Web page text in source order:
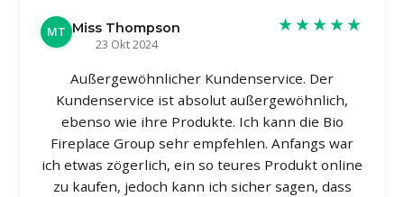
MT Miss Thompson
23 Okt 2024
★★★★★
Außergewöhnlicher Kundenservice. Der
Kundenservice ist absolut außergewöhnlich,
ebenso wie ihre Produkte. Ich kann die Bio
Fireplace Group sehr empfehlen. Anfangs war
ich etwas zögerlich, ein so teures Produkt online
zu kaufen, jedoch kann ich sicher sagen, dass